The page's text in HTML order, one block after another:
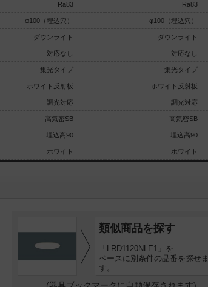
Ra83
φ100（埋込穴）
ダウンライト
対応なし
集光タイプ
ホワイト反射板
調光対応
高気密SB
埋込高90
ホワイト
Ra83
φ100（埋込穴）
ダウンライト
対応なし
集光タイプ
ホワイト反射板
調光対応
高気密SB
埋込高90
ホワイト
類似商品を探す
「LRD1120NLE1」を
ベースに別条件の品番を探せま
す。